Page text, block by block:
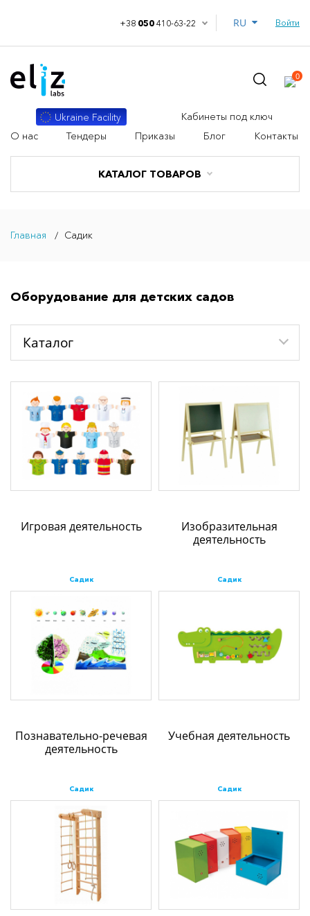
+38 050410-63-22 Войти
КАТАЛОГ ТОВАРОВ
Ukraine Facility
Кабинеты под ключ
О нас
Тендеры Приказы Блог Контакты
0
Главная Садик
Оборудование для детских садов
Каталог
Игровая деятельность
Садик
Изобразительная
деятельность
Садик
Познавательно-речевая
деятельность
Садик
Учебная деятельность
Садик